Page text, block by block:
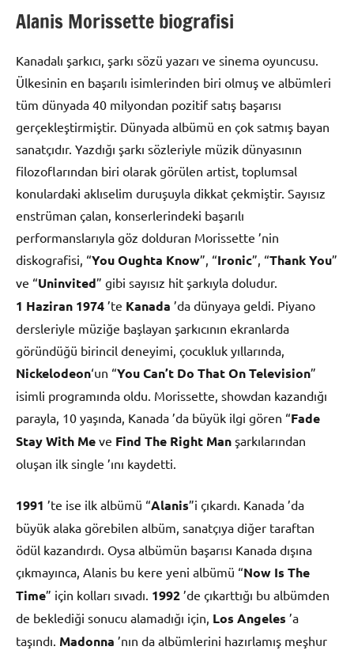
Alanis Morissette biografisi
Kanadalı şarkıcı, şarkı sözü yazarı ve sinema oyuncusu.
Ülkesinin en başarılı isimlerinden biri olmuş ve albümleri
tüm dünyada 40 milyondan pozitif satış başarısı
gerçekleştirmiştir. Dünyada albümü en çok satmış bayan
sanatçıdır. Yazdığı şarkı sözleriyle müzik dünyasının
filozoflarından biri olarak görülen artist, toplumsal
konulardaki aklıselim duruşuyla dikkat çekmiştir. Sayısız
enstrüman çalan, konserlerindeki başarılı
performanslarıyla göz dolduran Morissette ’nin
diskografisi, “You Oughta Know”, “Ironic”, “Thank You”
ve “Uninvited” gibi sayısız hit şarkıyla doludur.
1 Haziran 1974 ’te Kanada ’da dünyaya geldi. Piyano
dersleriyle müziğe başlayan şarkıcının ekranlarda
göründüğü birincil deneyimi, çocukluk yıllarında,
Nickelodeon‘un “You Can’t Do That On Television”
isimli programında oldu. Morissette, showdan kazandığı
parayla, 10 yaşında, Kanada ’da büyük ilgi gören “Fade
Stay With Me ve Find The Right Man şarkılarından
oluşan ilk single ’ını kaydetti.
1991 ’te ise ilk albümü “Alanis”i çıkardı. Kanada ’da
büyük alaka görebilen albüm, sanatçıya diğer taraftan
ödül kazandırdı. Oysa albümün başarısı Kanada dışına
çıkmayınca, Alanis bu kere yeni albümü “Now Is The
Time” için kolları sıvadı. 1992 ’de çıkarttığı bu albümden
de beklediği sonucu alamadığı için, Los Angeles ’a
taşındı. Madonna ’nın da albümlerini hazırlamış meşhur